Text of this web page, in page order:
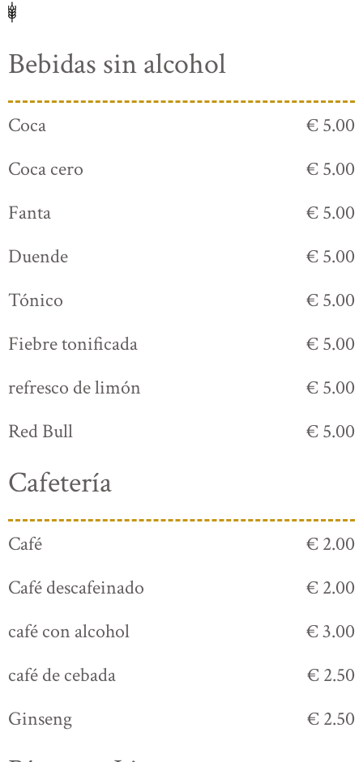
Bebidas sin alcohol
Coca
€ 5.00
Coca cero
€ 5.00
Fanta
€ 5.00
Duende
€ 5.00
Tónico
€ 5.00
Fiebre tonificada
€ 5.00
refresco de limón
€ 5.00
Red Bull
€ 5.00
Cafetería
Café
€ 2.00
Café descafeinado
€ 2.00
café con alcohol
€ 3.00
café de cebada
€ 2.50
Ginseng
€ 2.50